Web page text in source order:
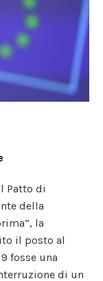
Patto di
della
la
il posto al
fosse una
di un